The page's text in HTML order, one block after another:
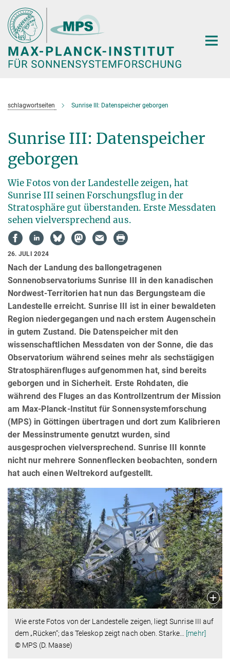
Hauptinhalt
schlagwortseiten Sunrise III: Datenspeicher geborgen
Sunrise III: Datenspeicher
geborgen
Wie Fotos von der Landestelle zeigen, hat
Sunrise III seinen Forschungsflug in der
Stratosphäre gut überstanden. Erste Messdaten
sehen vielversprechend aus.
26. JULI 2024
Nach der Landung des ballongetragenen
Sonnenobservatoriums Sunrise III in den kanadischen
Nordwest-Territorien hat nun das Bergungsteam die
Landestelle erreicht. Sunrise III ist in einer bewaldeten
Region niedergegangen und nach erstem Augenschein
in gutem Zustand. Die Datenspeicher mit den
wissenschaftlichen Messdaten von der Sonne, die das
Observatorium während seines mehr als sechstägigen
Stratosphärenfluges aufgenommen hat, sind bereits
geborgen und in Sicherheit. Erste Rohdaten, die
während des Fluges an das Kontrollzentrum der Mission
am Max-Planck-Institut für Sonnensystemforschung
(MPS) in Göttingen übertragen und dort zum Kalibrieren
der Messinstrumente genutzt wurden, sind
ausgesprochen vielversprechend. Sunrise III konnte
nicht nur mehrere Sonnenflecken beobachten, sondern
hat auch einen Weltrekord aufgestellt.
Wie erste Fotos von der Landestelle zeigen, liegt Sunrise III auf
dem „Rücken“; das Teleskop zeigt nach oben. Starke
[mehr]
© MPS (D. Maase)